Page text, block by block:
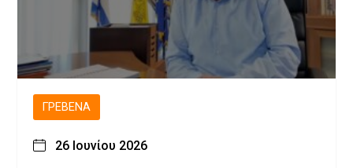
ΓΡΕΒΕΝΆ
26 Ιουνίου 2026